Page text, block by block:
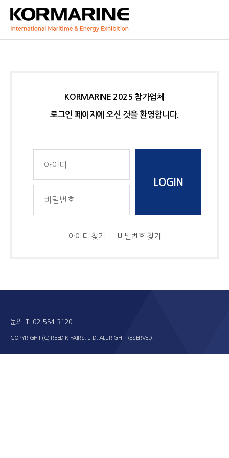
KORMARINE 2025 참가업체
로그인 페이지에 오신 것을 환영합니다.
아이디 찾기 비밀번호 찾기
문의 T. 02-554-3120
COPYRIGHT (C) REED K FAIRS. LTD. ALL RIGHT RESERVED.